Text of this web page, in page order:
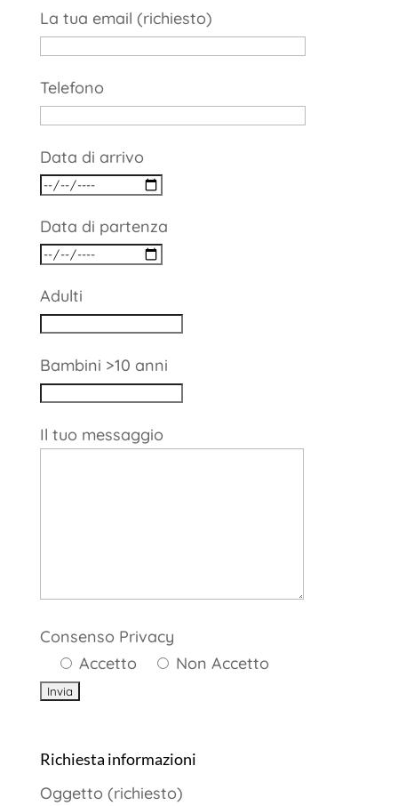
La tua email (richiesto)
Telefono
Data di arrivo
Data di partenza
Adulti
Bambini >10 anni
Il tuo messaggio
Consenso Privacy
Accetto
Non Accetto
Richiesta informazioni
Oggetto (richiesto)